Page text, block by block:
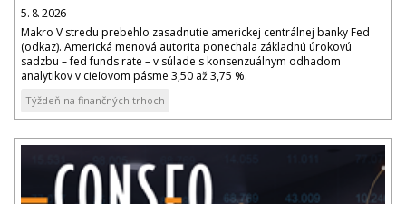
5. 8. 2026
Makro V stredu prebehlo zasadnutie americkej centrálnej banky Fed
(odkaz). Americká menová autorita ponechala základnú úrokovú
sadzbu – fed funds rate – v súlade s konsenzuálnym odhadom
analytikov v cieľovom pásme 3,50 až 3,75 %.
Týždeň na finančných trhoch